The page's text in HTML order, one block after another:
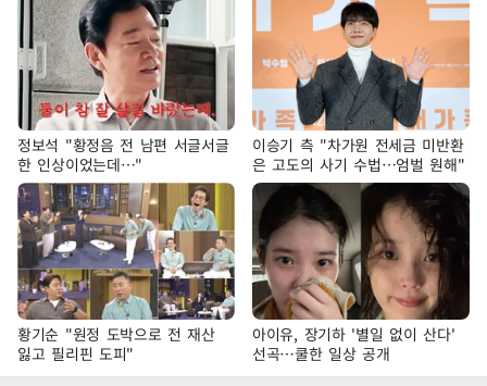
정보석 "황정음 전 남편 서글서글
한 인상이었는데…"
이승기 측 "차가원 전세금 미반환
은 고도의 사기 수법…엄벌 원해"
황기순 "원정 도박으로 전 재산
잃고 필리핀 도피"
아이유, 장기하 '별일 없이 산다'
선곡…쿨한 일상 공개